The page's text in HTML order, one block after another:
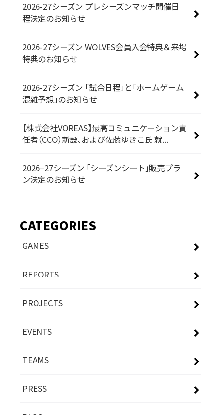
2026-27シーズン プレシーズンマッチ開催日
程決定のお知らせ
2026-27シーズン WOLVES会員入会特典＆来場
特典のお知らせ
2026-27シーズン 「試合日程」と「ホームゲーム
混雑予想」のお知らせ
【株式会社VOREAS】最高コミュニケーション責
任者（CCO）新設、および佐藤ゆきこ氏 就...
2026−27シーズン 「シーズンシート」販売プラ
ン決定のお知らせ
CATEGORIES
GAMES
REPORTS
PROJECTS
EVENTS
TEAMS
PRESS